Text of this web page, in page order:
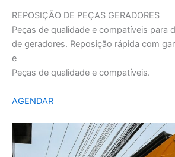
REPOSIÇÃO DE PEÇAS GERADORES
Peças de qualidade e compatíveis para
de geradores. Reposição rápida com
e
Peças de qualidade e compatíveis.
AGENDAR